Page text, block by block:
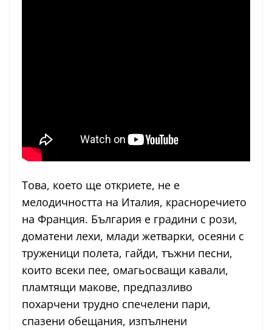
Това, което ще откриете, не е
мелодичността на Италия, красноречието
на Франция. България е градини с рози,
доматени лехи, млади жетварки, осеяни с
труженици полета, гайди, тъжни песни,
които всеки пее, омагьосващи кавали,
пламтящи макове, предпазливо
похарчени трудно спечелени пари,
спазени обещания, изпълнени